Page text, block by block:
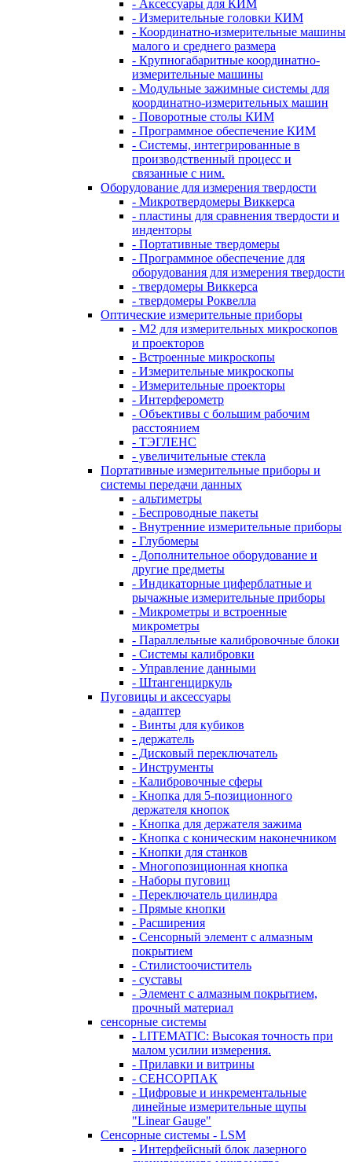
- Аксессуары для КИМ
- Измерительные головки КИМ
- Координатно-измерительные машины
малого и среднего размера
- Крупногабаритные координатно-
измерительные машины
- Модульные зажимные системы для
координатно-измерительных машин
- Поворотные столы КИМ
- Программное обеспечение КИМ
- Системы, интегрированные в
производственный процесс и
связанные с ним.
Оборудование для измерения твердости
- Микротвердомеры Виккерса
- пластины для сравнения твердости и
инденторы
- Портативные твердомеры
- Программное обеспечение для
оборудования для измерения твердости
- твердомеры Виккерса
- твердомеры Роквелла
Оптические измерительные приборы
- M2 для измерительных микроскопов
и проекторов
- Встроенные микроскопы
- Измерительные микроскопы
- Измерительные проекторы
- Интерферометр
- Объективы с большим рабочим
расстоянием
- ТЭГЛЕНС
- увеличительные стекла
Портативные измерительные приборы и
системы передачи данных
- альтиметры
- Беспроводные пакеты
- Внутренние измерительные приборы
- Глубомеры
- Дополнительное оборудование и
другие предметы
- Индикаторные циферблатные и
рычажные измерительные приборы
- Микрометры и встроенные
микрометры
- Параллельные калибровочные блоки
- Системы калибровки
- Управление данными
- Штангенциркуль
Пуговицы и аксессуары
- адаптер
- Винты для кубиков
- держатель
- Дисковый переключатель
- Инструменты
- Калибровочные сферы
- Кнопка для 5-позиционного
держателя кнопок
- Кнопка для держателя зажима
- Кнопка с коническим наконечником
- Кнопки для станков
- Многопозиционная кнопка
- Наборы пуговиц
- Переключатель цилиндра
- Прямые кнопки
- Расширения
- Сенсорный элемент с алмазным
покрытием
- Стилистоочиститель
- суставы
- Элемент с алмазным покрытием,
прочный материал
сенсорные системы
- LITEMATIC: Высокая точность при
малом усилии измерения.
- Прилавки и витрины
- СЕНСОРПАК
- Цифровые и инкрементальные
линейные измерительные щупы
"Linear Gauge"
Сенсорные системы - LSM
- Интерфейсный блок лазерного